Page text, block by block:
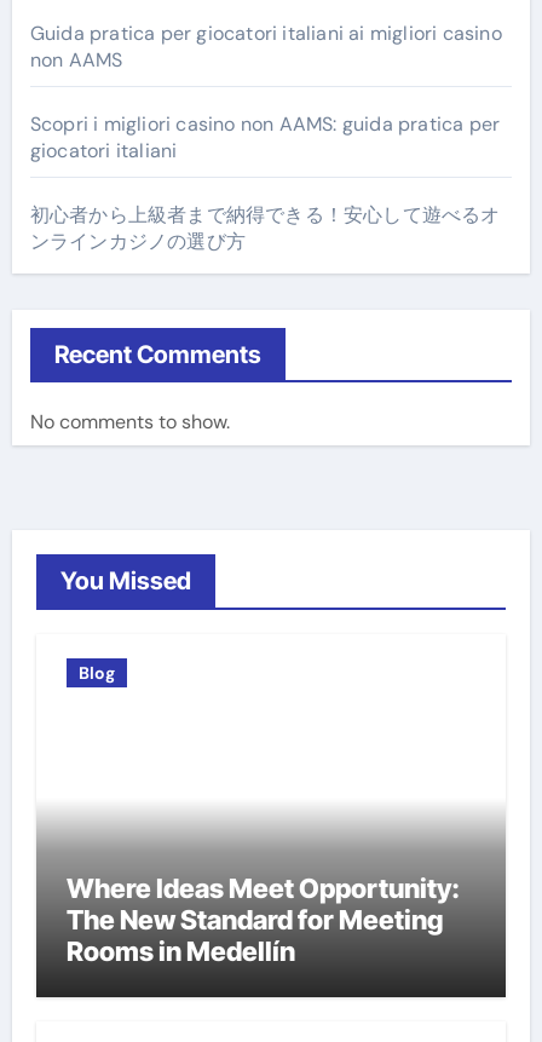
Guida pratica per giocatori italiani ai migliori casino
non AAMS
Scopri i migliori casino non AAMS: guida pratica per
giocatori italiani
初心者から上級者まで納得できる！安心して遊べるオ
ンラインカジノの選び方
Recent Comments
No comments to show.
You Missed
Blog
Where Ideas Meet Opportunity:
The New Standard for Meeting
Rooms in Medellín